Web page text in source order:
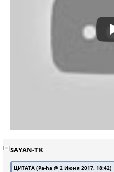
SAYAN-TK
ЦИТАТА (Pa-ha @ 2 Июня 2017, 18:42)